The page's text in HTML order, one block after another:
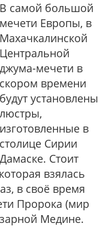
В самой большой
мечети Европы, в
Махачкалинской
Центральной
джума-мечети в
скором времени
будут установлены
люстры,
изготовленные в
столице Сирии
Дамаске. Стоит
взялась
в своё время
Пророка (мир
Медине.